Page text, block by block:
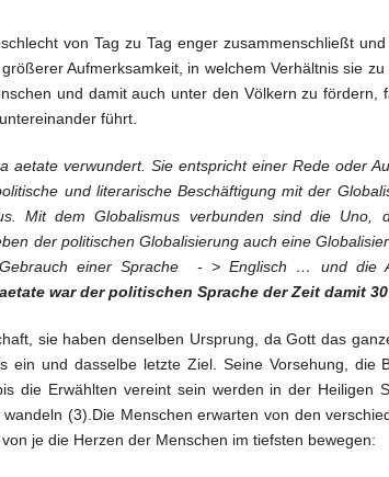
von Tag zu Tag enger zusammenschließt
Aufmerksamkeit, in welchem Verhältnis sie
und damit auch unter den Völkern zu fördern,
führt.
aetate verwundert. Sie entspricht einer Rede oder
und literarische Beschäftigung mit der
Mit dem Globalismus verbunden sind die
der politischen Globalisierung auch eine
Gebrauch einer Sprache - > Englisch … und die
war der politischen Sprache der Zeit damit
sie haben denselben Ursprung, da Gott das
und dasselbe letzte Ziel. Seine Vorsehung, die
die Erwählten vereint sein werden in der Heiligen
(3).Die Menschen erwarten von den
je die Herzen der Menschen im tiefsten bewegen: